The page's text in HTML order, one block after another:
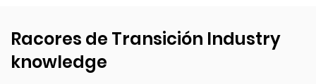
Racores de Transición Industry
knowledge